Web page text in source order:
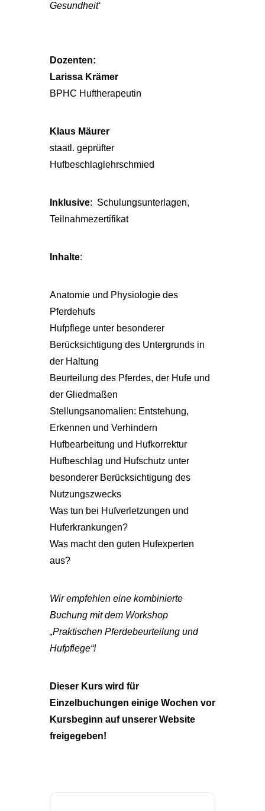
Gesundheit‘
Dozenten:
Larissa Krämer
BPHC Huftherapeutin
Klaus Mäurer
staatl. geprüfter
Hufbeschlaglehrschmied
Inklusive: Schulungsunterlagen,
Teilnahmezertifikat
Inhalte:
Anatomie und Physiologie des
Pferdehufs
Hufpflege unter besonderer
Berücksichtigung des Untergrunds in
der Haltung
Beurteilung des Pferdes, der Hufe und
der Gliedmaßen
Stellungsanomalien: Entstehung,
Erkennen und Verhindern
Hufbearbeitung und Hufkorrektur
Hufbeschlag und Hufschutz unter
besonderer Berücksichtigung des
Nutzungszwecks
Was tun bei Hufverletzungen und
Huferkrankungen?
Was macht den guten Hufexperten
aus?
Wir empfehlen eine kombinierte
Buchung mit dem Workshop
„Praktischen Pferdebeurteilung und
Hufpflege“!
Dieser Kurs wird für
Einzelbuchungen einige Wochen vor
Kursbeginn auf unserer Website
freigegeben!